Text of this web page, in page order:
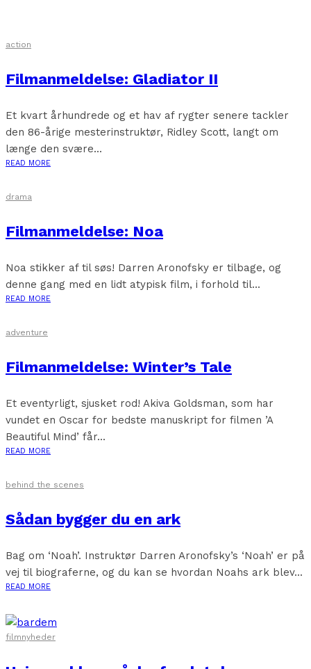
action
Filmanmeldelse: Gladiator II
Et kvart århundrede og et hav af rygter senere tackler
den 86-årige mesterinstruktør, Ridley Scott, langt om
længe den svære...
READ MORE
drama
Filmanmeldelse: Noa
Noa stikker af til søs! Darren Aronofsky er tilbage, og
denne gang med en lidt atypisk film, i forhold til...
READ MORE
adventure
Filmanmeldelse: Winter’s Tale
Et eventyrligt, sjusket rod! Akiva Goldsman, som har
vundet en Oscar for bedste manuskript for filmen ’A
Beautiful Mind’ får...
READ MORE
behind the scenes
Sådan bygger du en ark
Bag om ‘Noah’. Instruktør Darren Aronofsky’s ‘Noah’ er på
vej til biograferne, og du kan se hvordan Noahs ark blev...
READ MORE
filmnyheder